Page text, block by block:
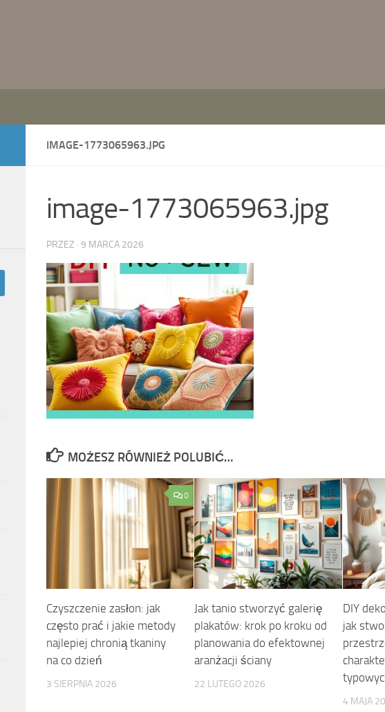
IMAGE-1773065963.JPG
image-1773065963.jpg
PRZEZ · 9 MARCA 2026
MOŻESZ RÓWNIEŻ POLUBIĆ…
0
Czyszczenie zasłon: jak
często prać i jakie metody
najlepiej chronią tkaniny
na co dzień
3 SIERPNIA 2026
Jak tanio stworzyć galerię
plakatów: krok po kroku od
planowania do efektownej
aranżacji ściany
22 LUTEGO 2026
DIY
jak
4 MAJA